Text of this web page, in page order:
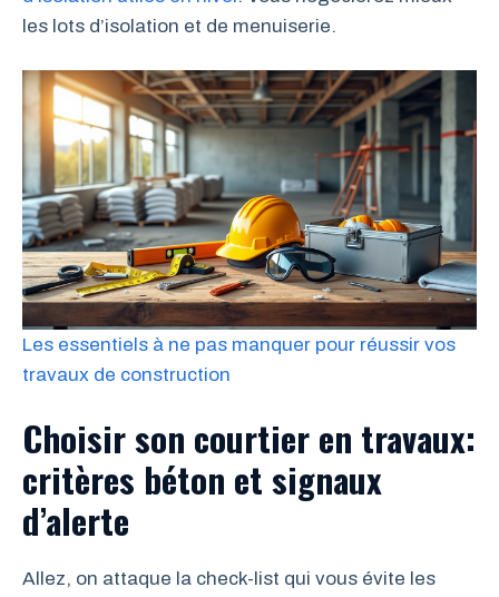
les lots d’isolation et de menuiserie.
Les essentiels à ne pas manquer pour réussir vos
travaux de construction
Choisir son courtier en travaux:
critères béton et signaux
d’alerte
Allez, on attaque la check-list qui vous évite les